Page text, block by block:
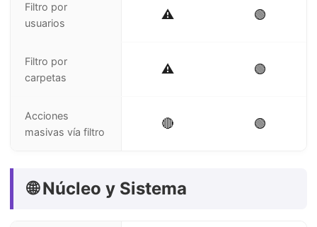
Filtro por
usuarios
⚠️ 🟢
Filtro por
carpetas
⚠️ 🟢
Acciones
masivas vía filtro
🔴 🟢
🌐 Núcleo y Sistema